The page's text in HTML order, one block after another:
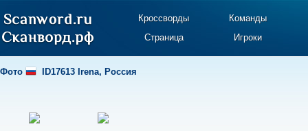
Кроссворды
Команды
Страница
Игроки
Фото ID17613 Irena, Россия